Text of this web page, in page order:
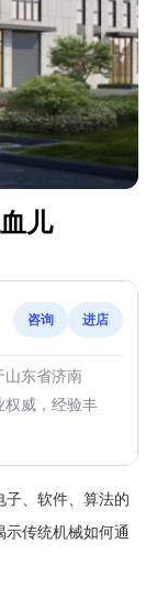
儿
咨询 进店
山东省济南
权威，经验丰
子、软件、算法的
传统机械如何通